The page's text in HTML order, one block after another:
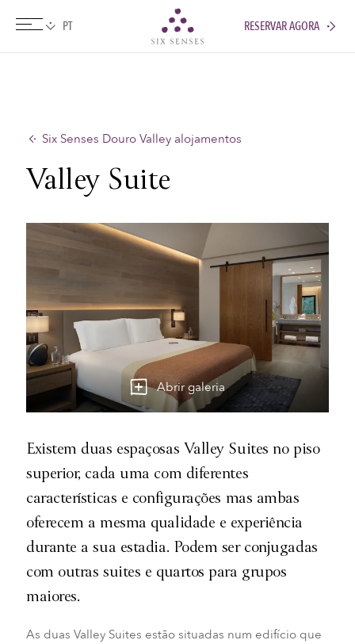
Six sensesRESERVAR AGORA
Six Senses Douro Valley alojamentos
Valley Suite
Abrir galeria
Existem duas espaçosas Valley Suites no piso
superior, cada uma com diferentes
características e configurações mas ambas
oferecem a mesma qualidade e experiência
durante a sua estadia. Podem ser conjugadas
com outras suites e quartos para grupos
maiores.
As duas Valley Suites estão situadas num edifício que